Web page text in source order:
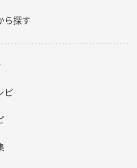
ら探す
ピ